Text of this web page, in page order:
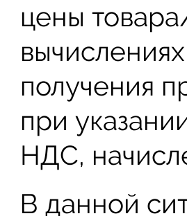
цены
получения
при
НДС,
В данной